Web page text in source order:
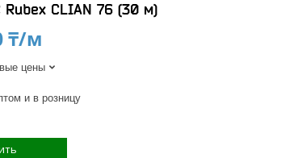
Rubex CLIAN 76 (30 м)
₸/м
цены
и в розницу